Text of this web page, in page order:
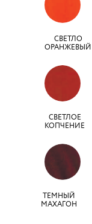
СВЕТЛО
ОРАНЖЕВЫЙ
СВЕТЛОЕ
КОПЧЕНИЕ
ТЕМНЫЙ
МАХАГОН